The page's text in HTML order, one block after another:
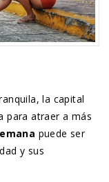
la capital
para atraer a más
puede ser
y sus